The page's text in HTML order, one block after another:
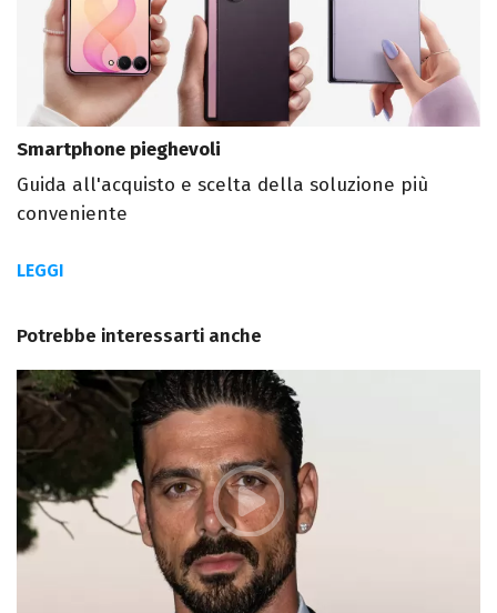
Smartphone pieghevoli
Guida all'acquisto e scelta della soluzione più
conveniente
LEGGI
Potrebbe interessarti anche